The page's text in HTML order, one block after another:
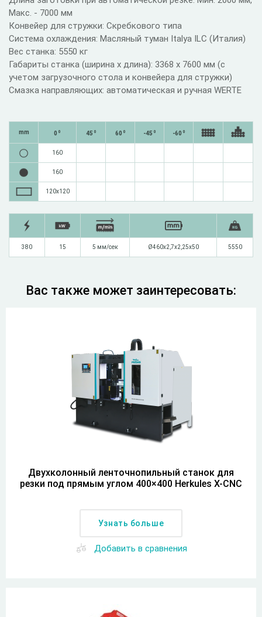
Макс. - 7000 мм
Конвейер для стружки: Скребкового типа
Система охлаждения: Масляный туман Italya ILC (Италия)
Вес станка: 5550 кг
Габариты станка (ширина х длина): 3368 х 7600 мм (с
учетом загрузочного стола и конвейера для стружки)
Смазка направляющих: автоматическая и ручная WERTE
mm 0 0 45 0 60 0 -45 0 -60 0
160
160
120х120
380 15 5 мм/сек Ø460x2,7x2,25x50 5550
Вас также может заинтересовать:
Двухколонный ленточнопильный станок для
резки под прямым углом 400×400 Herkules X-CNC
Узнать больше
Добавить в сравнения